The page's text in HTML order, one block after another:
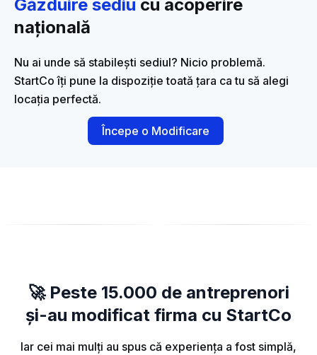
Găzduire sediu cu acoperire
națională
Nu ai unde să stabilești sediul? Nicio problemă.
StartCo îți pune la dispoziție toată țara ca tu să alegi
locația perfectă.
Începe o Modificare
🚀 Peste 15.000 de antreprenori
și-au modificat firma cu StartCo
Iar cei mai mulți au spus că experiența a fost simplă,